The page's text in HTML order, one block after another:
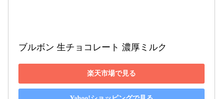
ブルボン 生チョコレート 濃厚ミルク
楽天市場で見る